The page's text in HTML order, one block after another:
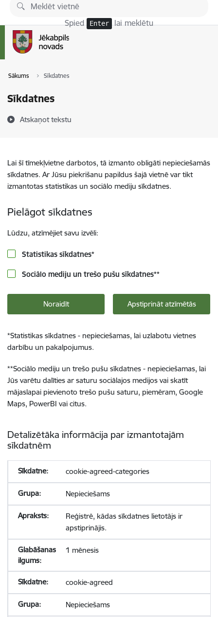
Pāriet uz lapas saturu
Spied Enter lai meklētu
Sākums Sīkdatnes
Sīkdatnes
Atskaņot tekstu
Lai šī tīmekļvietne darbotos, tā izmanto obligāti nepieciešamās
sīkdatnes. Ar Jūsu piekrišanu papildus šajā vietnē var tikt
izmantotas statistikas un sociālo mediju sīkdatnes.
Pielāgot sīkdatnes
Lūdzu, atzīmējiet savu izvēli:
Statistikas sīkdatnes*
Sociālo mediju un trešo pušu sīkdatnes**
Noraidīt Apstiprināt atzīmētās
*Statistikas sīkdatnes - nepieciešamas, lai uzlabotu vietnes
darbību un pakalpojumus.
**Sociālo mediju un trešo pušu sīkdatnes - nepieciešamas, lai
Jūs varētu dalīties ar saturu sociālajos medijos vai skatīt
mājaslapai pievienoto trešo pušu saturu, piemēram, Google
Maps, PowerBI vai citus.
Detalizētāka informācija par izmantotajām
sīkdatnēm
cookie-agreed-categories
Nepieciešams
Reģistrē, kādas sīkdatnes lietotājs ir
apstiprinājis.
1 mēnesis
cookie-agreed
Nepieciešams